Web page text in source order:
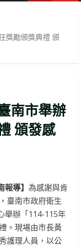
獎勵頒獎典禮 頒
南市舉辦
頒發感
導】 為感謝與肯
臺南市政府衛生
舉辦「114-115年
。現場由市長黃
護理人員，以公